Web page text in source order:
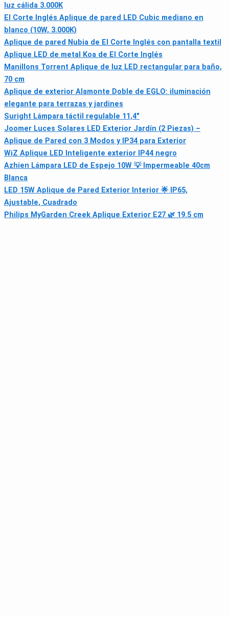
luz cálida 3.000K
El Corte Inglés Aplique de pared LED Cubic mediano en
blanco (10W, 3.000K)
Aplique de pared Nubia de El Corte Inglés con pantalla textil
Aplique LED de metal Koa de El Corte Inglés
Manillons Torrent Aplique de luz LED rectangular para baño,
70 cm
Aplique de exterior Alamonte Doble de EGLO: iluminación
elegante para terrazas y jardines
Suright Lámpara táctil regulable 11,4"
Joomer Luces Solares LED Exterior Jardín (2 Piezas) –
Aplique de Pared con 3 Modos y IP34 para Exterior
WiZ Aplique LED Inteligente exterior IP44 negro
Azhien Lámpara LED de Espejo 10W 💡 Impermeable 40cm
Blanca
LED 15W Aplique de Pared Exterior Interior 🌟 IP65,
Ajustable, Cuadrado
Philips MyGarden Creek Aplique Exterior E27 🌿 19.5 cm